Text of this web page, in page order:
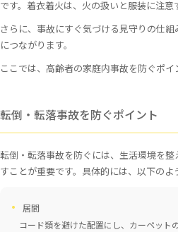
です。着衣着火は、火の扱いと服装に注意
さらに、事故にすぐ気づける見守りの仕
につながります。
ここでは、高齢者の家庭内事故を防ぐポイ
転倒・転落事故を防ぐポイント
転倒・転落事故を防ぐには、生活環境を
すことが重要です。具体的には、以下のよ
居間
コード類を避けた配置にし、カーペット